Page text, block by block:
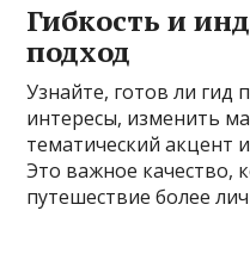
Гибкость и
подход
Узнайте, готов ли гид
интересы, изменить
тематический акцент
Это важное качество,
путешествие более